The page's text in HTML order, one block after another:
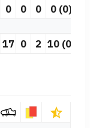
0 0 0 0 (0)
17 0 2 10 (0)